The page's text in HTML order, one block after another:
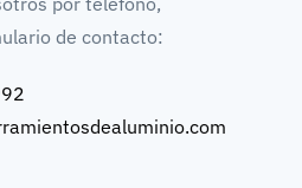
de contacto: